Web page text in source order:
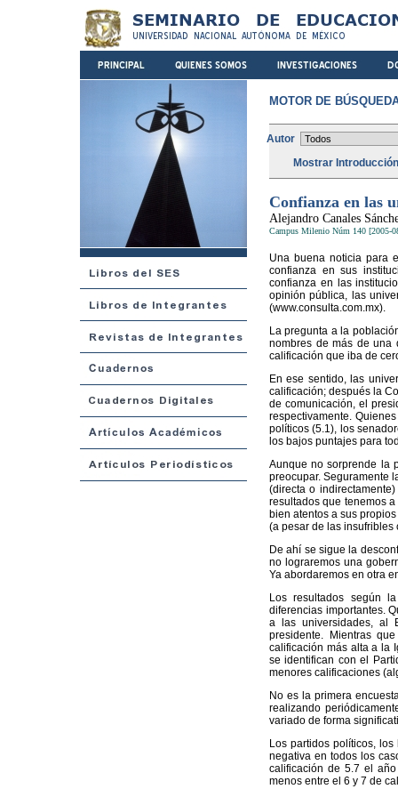
MOTOR DE
Autor
Mostrar
Confianza en las
Alejandro Canales
Campus Milenio Núm 140 [2005-
Una buena noticia para
confianza en sus
confianza en las
opinión pública, las
(www.consulta.com.mx).
La pregunta a la
nombres de más de una
calificación que iba de
En ese sentido, las
calificación; después la
de comunicación, el
respectivamente.
políticos (5.1), los
los bajos puntajes para
Aunque no sorprende la
preocupar. Seguramente
(directa o
resultados que tenemos
bien atentos a sus
(a pesar de las insufribles
De ahí se sigue la
no lograremos una
Ya abordaremos en otra
Los resultados según
diferencias importantes.
a las universidades, al
presidente. Mientras
calificación más alta a la
se identifican con el
menores calificaciones
No es la primera
realizando
variado de forma
Los partidos políticos,
negativa en todos los
calificación de 5.7 el
menos entre el 6 y 7 de